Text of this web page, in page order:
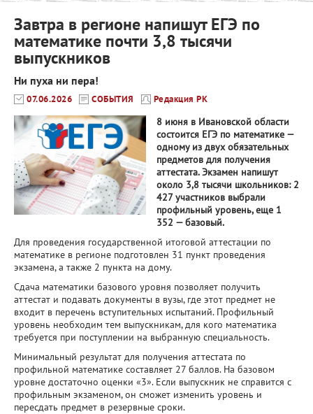
Завтра в регионе напишут ЕГЭ по
математике почти 3,8 тысячи
выпускников
Ни пуха ни пера!
07.06.2026 СОБЫТИЯ Редакция РК
8 июня в Ивановской области
состоится ЕГЭ по математике —
одному из двух обязательных
предметов для получения
аттестата. Экзамен напишут
около 3,8 тысячи школьников: 2
427 участников выбрали
профильный уровень, еще 1
352 — базовый.
Для проведения государственной итоговой аттестации по
математике в регионе подготовлен 31 пункт проведения
экзамена, а также 2 пункта на дому.
Сдача математики базового уровня позволяет получить
аттестат и подавать документы в вузы, где этот предмет не
входит в перечень вступительных испытаний. Профильный
уровень необходим тем выпускникам, для кого математика
требуется при поступлении на выбранную специальность.
Минимальный результат для получения аттестата по
профильной математике составляет 27 баллов. На базовом
уровне достаточно оценки «3». Если выпускник не справится с
профильным экзаменом, он сможет изменить уровень и
пересдать предмет в резервные сроки.